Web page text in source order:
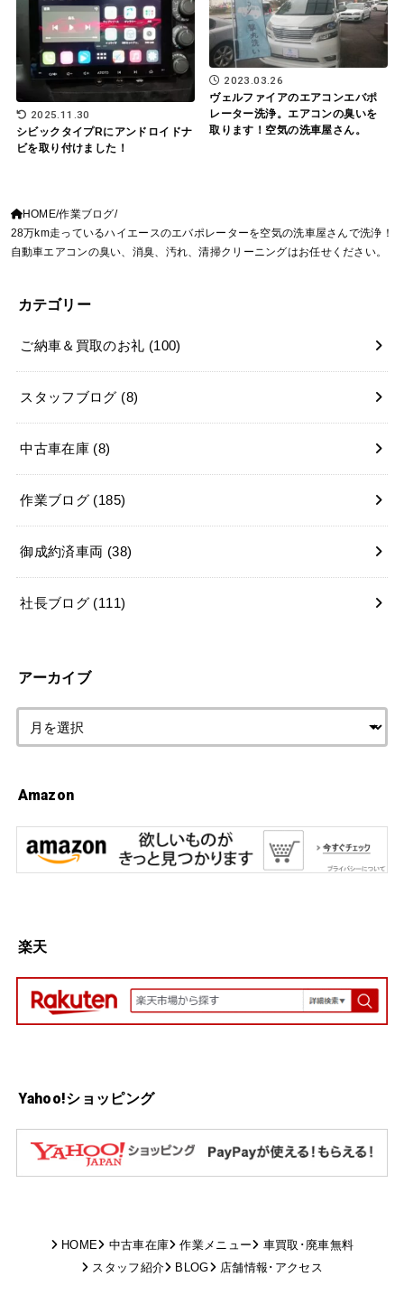
2025.11.30
シビックタイプRにアンドロイドナ
ビを取り付けました！
2023.03.26
ヴェルファイアのエアコンエバポ
レーター洗浄。エアコンの臭いを
取ります！空気の洗車屋さん。
HOME 作業ブログ
28万km走っているハイエースのエバポレーターを空気の洗車屋さんで洗浄！
自動車エアコンの臭い、消臭、汚れ、清掃クリーニングはお任せください。
カテゴリー
ご納車＆買取のお礼 (100)
スタッフブログ (8)
中古車在庫 (8)
作業ブログ (185)
御成約済車両 (38)
社長ブログ (111)
アーカイブ
Amazon
楽天
Yahoo!ショッピング
HOME 中古車在庫 作業メニュー
車買取･廃車無料
スタッフ紹介
BLOG 店舗情報･アクセス